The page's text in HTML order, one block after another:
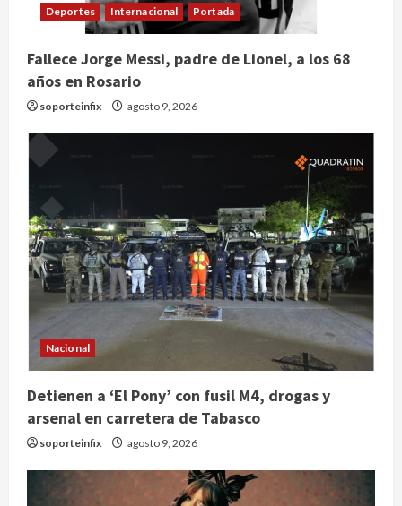
Deportes Internacional Portada
Fallece Jorge Messi, padre de Lionel, a los 68
años en Rosario
soporteinfix agosto 9, 2026
Nacional
Detienen a ‘El Pony’ con fusil M4, drogas y
arsenal en carretera de Tabasco
soporteinfix agosto 9, 2026